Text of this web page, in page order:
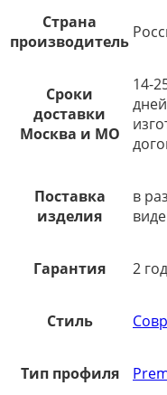
Страна
производитель
Сроки
доставки
Москва и МО
14-
Поставка
изделия
в
виде
Гарантия 2
Стиль
Тип профиля